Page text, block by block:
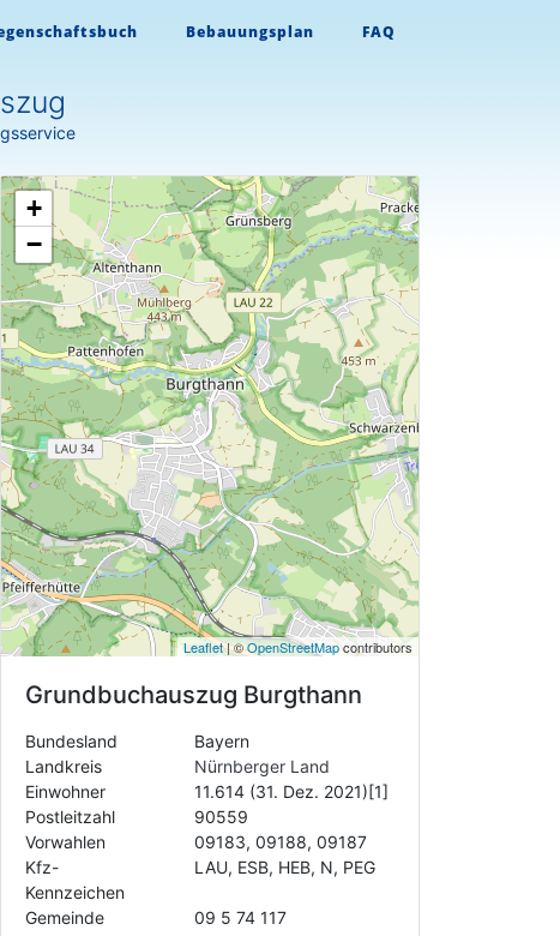
Bebauungsplan FAQ
+
−
Leaflet| ©OpenStreetMapcontributors
Grundbuchauszug Burgthann
Bundesland
Bayern
Landkreis
Nürnberger Land
Einwohner
11.614 (31. Dez. 2021)[1]
Postleitzahl
90559
Vorwahlen
09183, 09188, 09187
Kfz-
Kennzeichen
LAU, ESB, HEB, N, PEG
Gemeinde
09 5 74 117